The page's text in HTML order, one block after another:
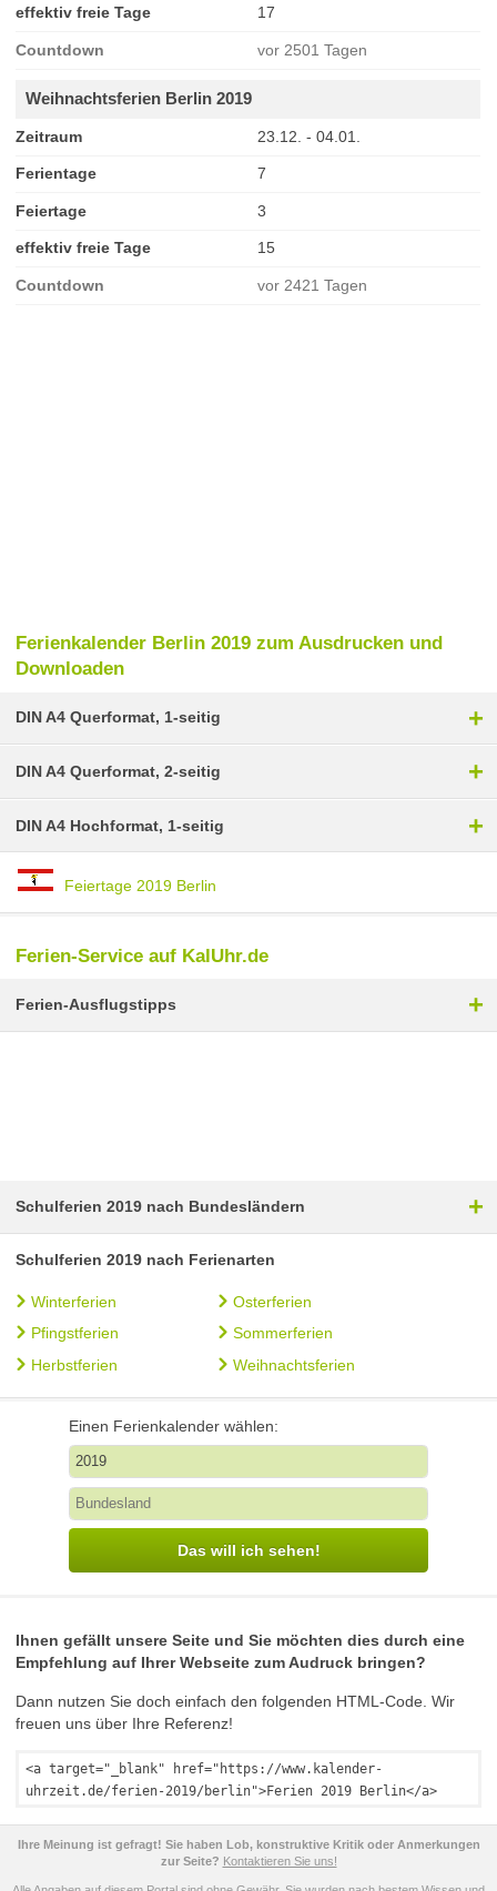
effektiv freie Tage 17
Countdown vor 2501 Tagen
Weihnachtsferien Berlin 2019
Zeitraum 23.12. - 04.01.
Ferientage 7
Feiertage 3
effektiv freie Tage 15
Countdown vor 2421 Tagen
Ferienkalender Berlin 2019 zum Ausdrucken und
Downloaden
DIN A4 Querformat, 1-seitig +
DIN A4 Querformat, 2-seitig +
DIN A4 Hochformat, 1-seitig +
Feiertage 2019 Berlin
Ferien-Service auf KalUhr.de
Ferien-Ausflugstipps +
Schulferien 2019 nach Bundesländern +
Schulferien 2019 nach Ferienarten
Winterferien
Osterferien
Pfingstferien
Sommerferien
Herbstferien
Weihnachtsferien
Einen Ferienkalender wählen:
Das will ich sehen!
Ihnen gefällt unsere Seite und Sie möchten dies durch eine
Empfehlung auf Ihrer Webseite zum Audruck bringen?
Dann nutzen Sie doch einfach den folgenden HTML-Code. Wir
freuen uns über Ihre Referenz!
<a target="_blank" href="https://www.kalender-
uhrzeit.de/ferien-2019/berlin">Ferien 2019 Berlin</a>
Ihre Meinung ist gefragt! Sie haben Lob, konstruktive Kritik oder Anmerkungen
zur Seite? Kontaktieren Sie uns!